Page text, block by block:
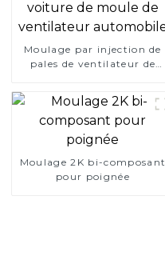
Moulage par injection de
pales de ventilateur de
réservoir d'eau de voiture
de moule de ventilateur
automobile
Moulage 2K bi-composant
pour poignée